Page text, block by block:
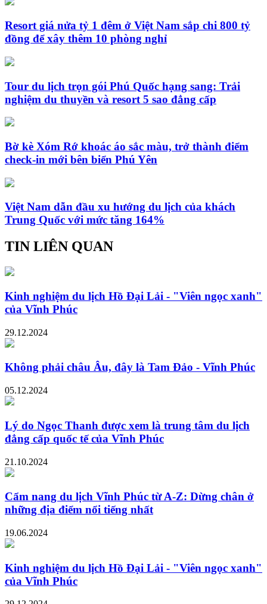
Resort giá nửa tỷ 1 đêm ở Việt Nam sắp chi 800 tỷ
đồng để xây thêm 10 phòng nghỉ
Tour du lịch trọn gói Phú Quốc hạng sang: Trải
nghiệm du thuyền và resort 5 sao đẳng cấp
Bờ kè Xóm Rớ khoác áo sắc màu, trở thành điểm
check-in mới bên biển Phú Yên
Việt Nam dẫn đầu xu hướng du lịch của khách
Trung Quốc với mức tăng 164%
TIN LIÊN QUAN
Kinh nghiệm du lịch Hồ Đại Lải - "Viên ngọc xanh"
của Vĩnh Phúc
29.12.2024
Không phải châu Âu, đây là Tam Đảo - Vĩnh Phúc
05.12.2024
Lý do Ngọc Thanh được xem là trung tâm du lịch
đẳng cấp quốc tế của Vĩnh Phúc
21.10.2024
Cẩm nang du lịch Vĩnh Phúc từ A-Z: Dừng chân ở
những địa điểm nổi tiếng nhất
19.06.2024
Kinh nghiệm du lịch Hồ Đại Lải - "Viên ngọc xanh"
của Vĩnh Phúc